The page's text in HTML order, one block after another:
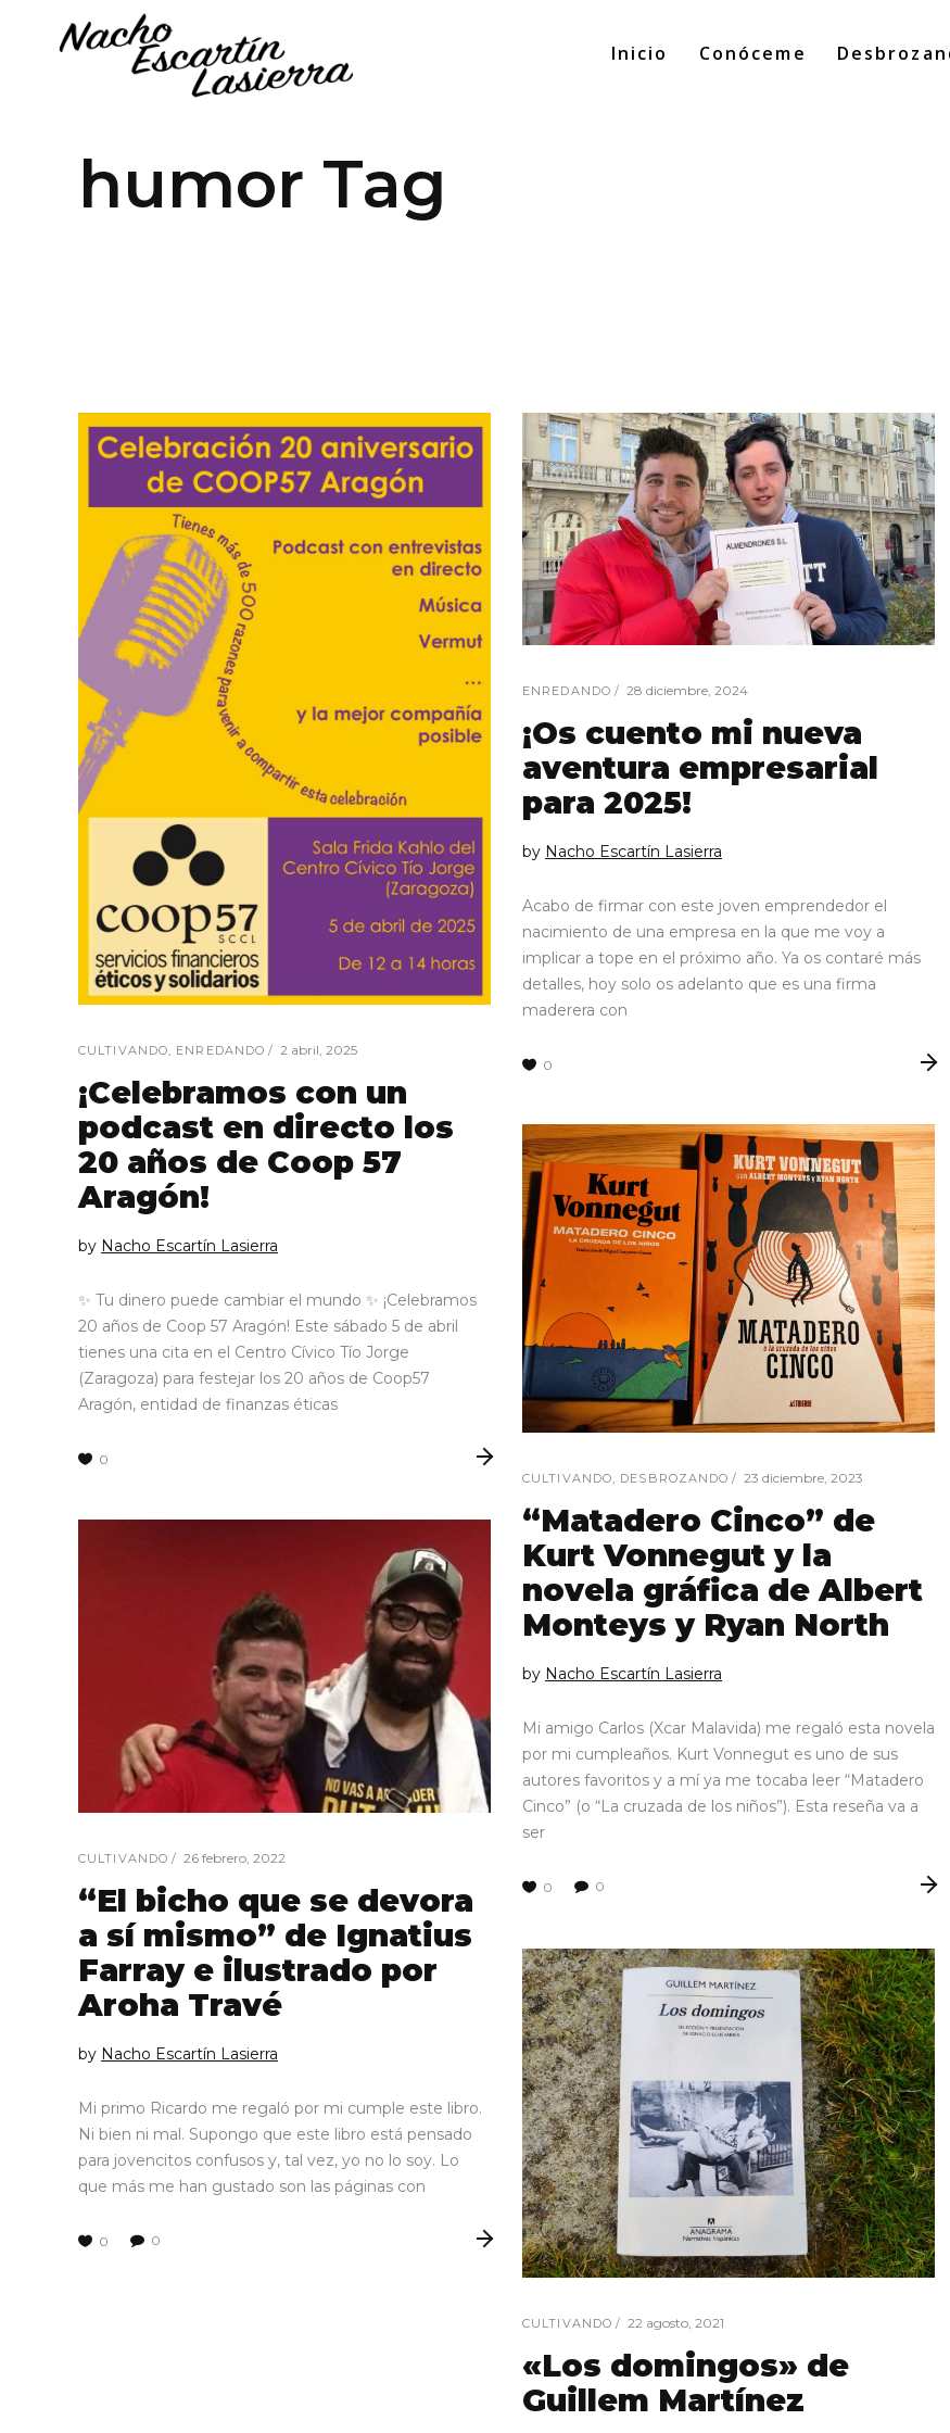
Inicio Conóceme
humor Tag
CULTIVANDO, ENREDANDO 2 abril, 2025
¡Celebramos con un
podcast en directo los
20 años de Coop 57
Aragón!
by Nacho Escartín Lasierra
✨ Tu dinero puede cambiar el mundo ✨ ¡Celebramos
20 años de Coop 57 Aragón! Este sábado 5 de abril
tienes una cita en el Centro Cívico Tío Jorge
(Zaragoza) para festejar los 20 años de Coop57
Aragón, entidad de finanzas éticas
0
ENREDANDO 28 diciembre, 2024
¡Os cuento mi nueva
aventura empresarial
para 2025!
by Nacho Escartín Lasierra
Acabo de firmar con este joven emprendedor el
nacimiento de una empresa en la que me voy a
implicar a tope en el próximo año. Ya os contaré más
detalles, hoy solo os adelanto que es una firma
maderera con
0
CULTIVANDO, DESBROZANDO 23 diciembre, 2023
“Matadero Cinco” de
Kurt Vonnegut y la
novela gráfica de Albert
Monteys y Ryan North
by Nacho Escartín Lasierra
Mi amigo Carlos (Xcar Malavida) me regaló esta novela
por mi cumpleaños. Kurt Vonnegut es uno de sus
autores favoritos y a mí ya me tocaba leer “Matadero
Cinco” (o “La cruzada de los niños”). Esta reseña va a
ser
0 0
CULTIVANDO 26 febrero, 2022
“El bicho que se devora
a sí mismo” de Ignatius
Farray e ilustrado por
Aroha Travé
by Nacho Escartín Lasierra
Mi primo Ricardo me regaló por mi cumple este libro.
Ni bien ni mal. Supongo que este libro está pensado
para jovencitos confusos y, tal vez, yo no lo soy. Lo
que más me han gustado son las páginas con
0 0
CULTIVANDO 22 agosto, 2021
«Los domingos» de
Guillem Martínez